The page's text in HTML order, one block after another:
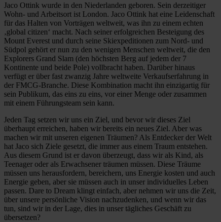
Jaco Ottink wurde in den Niederlanden geboren. Sein derzeitiger
Wohn- und Arbeitsort ist London. Jaco Ottink hat eine Leidenschaft
für das Halten von Vorträgen weltweit, was ihn zu einem echten
‚global citizen‘ macht. Nach seiner erfolgreichen Besteigung des
Mount Everest und durch seine Skiexpeditionen zum Nord- und
Südpol gehört er nun zu den wenigen Menschen weltweit, die den
Explorers Grand Slam (den höchsten Berg auf jedem der 7
Kontinente und beide Pole) vollbracht haben. Darüber hinaus
verfügt er über fast zwanzig Jahre weltweite Verkaufserfahrung in
der FMCG-Branche. Diese Kombination macht ihn einzigartig für
sein Publikum, das eins zu eins, vor einer Menge oder zusammen
mit einem Führungsteam sein kann.
Jeden Tag setzen wir uns ein Ziel, und bevor wir dieses Ziel
überhaupt erreichen, haben wir bereits ein neues Ziel. Aber was
machen wir mit unseren eigenen Träumen? Als Entdecker der Welt
hat Jaco sich Ziele gesetzt, die immer aus einem Traum entstehen.
Aus diesem Grund ist er davon überzeugt, dass wir als Kind, als
Teenager oder als Erwachsener träumen müssen. Diese Träume
müssen uns herausfordern, bereichern, uns Energie kosten und auch
Energie geben, aber sie müssen auch in unser individuelles Leben
passen. Dare to Dream klingt einfach, aber nehmen wir uns die Zeit,
über unsere persönliche Vision nachzudenken, und wenn wir das
tun, sind wir in der Lage, dies in unser tägliches Geschäft zu
übersetzen?